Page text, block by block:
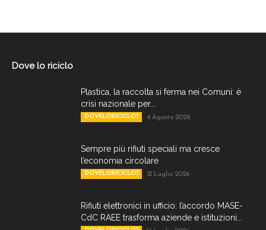
Dove lo riciclo
Plastica, la raccolta si ferma nei Comuni: è
crisi nazionale per...
DOVELORICICLO? 4 Agosto 2026
Sempre più rifiuti speciali ma cresce
l’economia circolare
DOVELORICICLO? 21 Luglio 2026
Rifiuti elettronici in ufficio: l’accordo MASE-
CdC RAEE trasforma aziende e istituzioni...